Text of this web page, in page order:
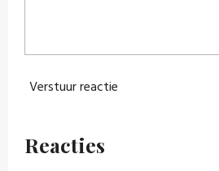
Verstuur reactie
Reacties